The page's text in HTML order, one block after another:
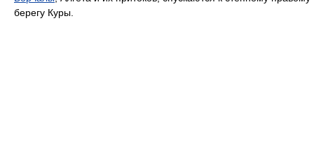
берегу Куры.